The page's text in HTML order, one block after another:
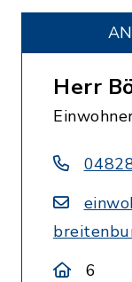
Herr
6